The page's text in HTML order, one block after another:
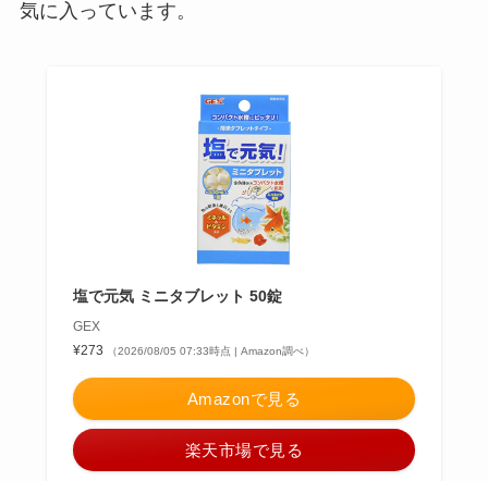
気に入っています。
塩で元気 ミニタブレット 50錠
GEX
¥273
（2026/08/05 07:33時点 | Amazon調べ）
Amazonで見る
楽天市場で見る